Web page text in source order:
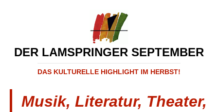
DER LAMSPRINGER SEPTEMBER
DAS KULTURELLE HIGHLIGHT IM HERBST!
Musik, Literatur, Theater,